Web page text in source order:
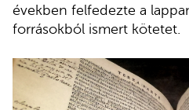
években felfedezte a
forrásokból ismert kötetet.